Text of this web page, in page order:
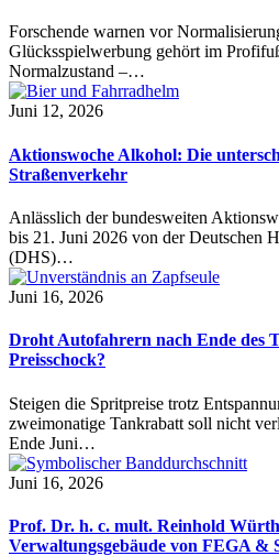
Forschende warnen vor
Glücksspielwerbung gehört im
Normalzustand –…
Juni 12, 2026
Aktionswoche Alkohol: Die
Straßenverkehr
Anlässlich der bundesweiten
bis 21. Juni 2026 von der Deutschen
(DHS)…
Juni 16, 2026
Droht Autofahrern nach Ende des
Preisschock?
Steigen die Spritpreise trotz
zweimonatige Tankrabatt soll nicht
Ende Juni…
Juni 16, 2026
Prof. Dr. h. c. mult. Reinhold
Verwaltungsgebäude von FEGA &